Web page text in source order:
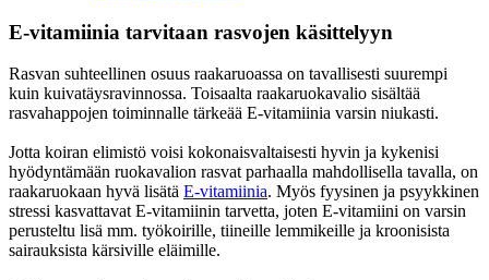
E-vitamiinia tarvitaan rasvojen käsittelyyn
Rasvan suhteellinen osuus raakaruoassa on tavallisesti suurempi
kuin kuivatäysravinnossa. Toisaalta raakaruokavalio sisältää
rasvahappojen toiminnalle tärkeää E-vitamiinia varsin niukasti.
Jotta koiran elimistö voisi kokonaisvaltaisesti hyvin ja kykenisi
hyödyntämään ruokavalion rasvat parhaalla mahdollisella tavalla, on
raakaruokaan hyvä lisätä E-vitamiinia. Myös fyysinen ja psyykkinen
stressi kasvattavat E-vitamiinin tarvetta, joten E-vitamiini on varsin
perusteltu lisä mm. työkoirille, tiineille lemmikeille ja kroonisista
sairauksista kärsiville eläimille.